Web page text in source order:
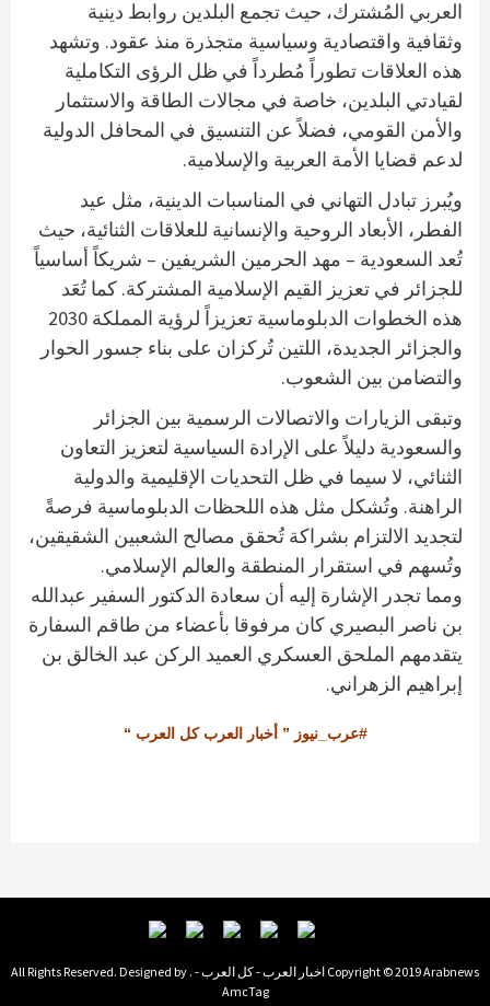
العربي المُشترك، حيث تجمع البلدين روابط دينية
وثقافية واقتصادية وسياسية متجذرة منذ عقود. وتشهد
هذه العلاقات تطوراً مُطرداً في ظل الرؤى التكاملية
لقيادتي البلدين، خاصة في مجالات الطاقة والاستثمار
والأمن القومي، فضلاً عن التنسيق في المحافل الدولية
لدعم قضايا الأمة العربية والإسلامية.
ويُبرز تبادل التهاني في المناسبات الدينية، مثل عيد
الفطر، الأبعاد الروحية والإنسانية للعلاقات الثنائية، حيث
تُعد السعودية – مهد الحرمين الشريفين – شريكاً أساسياً
للجزائر في تعزيز القيم الإسلامية المشتركة. كما تُعَد
هذه الخطوات الدبلوماسية تعزيزاً لرؤية المملكة 2030
والجزائر الجديدة، اللتين تُركزان على بناء جسور الحوار
والتضامن بين الشعوب.
وتبقى الزيارات والاتصالات الرسمية بين الجزائر
والسعودية دليلاً على الإرادة السياسية لتعزيز التعاون
الثنائي، لا سيما في ظل التحديات الإقليمية والدولية
الراهنة. وتُشكل مثل هذه اللحظات الدبلوماسية فرصةً
لتجديد الالتزام بشراكة تُحقق مصالح الشعبين الشقيقين،
وتُسهم في استقرار المنطقة والعالم الإسلامي.
ومما تجدر الإشارة إليه أن سعادة الدكتور السفير عبدالله
بن ناصر البصيري كان مرفوقا بأعضاء من طاقم السفارة
يتقدمهم الملحق العسكري العميد الركن عبد الخالق بن
إبراهيم الزهراني.
#عرب_نيوز ” أخبار العرب كل العرب “
Copyright © 2019 Arabnews اخبار العرب - كل العرب - . All Rights Reserved. Designed by
AmcTag